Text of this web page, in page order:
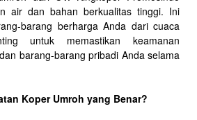
air dan bahan berkualitas tinggi. Ini
barang berharga Anda dari cuaca
untuk memastikan keamanan
barang-barang pribadi Anda selama
Koper Umroh yang Benar?